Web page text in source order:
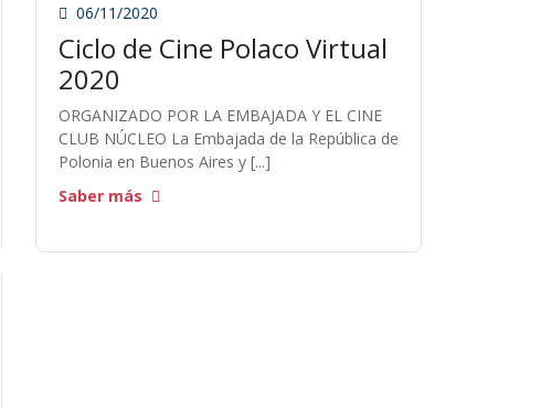
06/11/2020
Ciclo de Cine Polaco Virtual
2020
ORGANIZADO POR LA EMBAJADA Y EL CINE
CLUB NÚCLEO La Embajada de la República de
Polonia en Buenos Aires y [...]
Saber más